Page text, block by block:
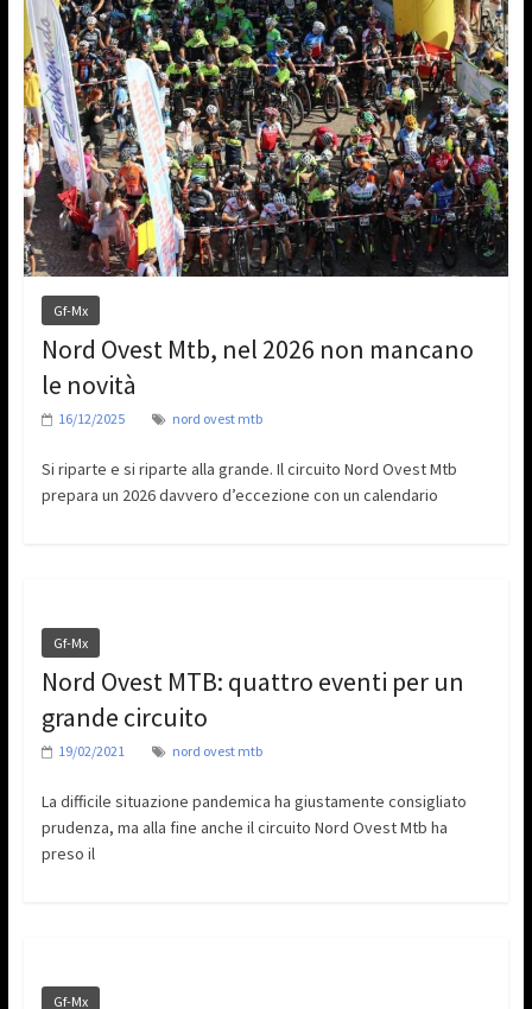
Gf-Mx
Nord Ovest Mtb, nel 2026 non mancano
le novità
16/12/2025 nord ovest mtb
Si riparte e si riparte alla grande. Il circuito Nord Ovest Mtb
prepara un 2026 davvero d’eccezione con un calendario
Gf-Mx
Nord Ovest MTB: quattro eventi per un
grande circuito
19/02/2021 nord ovest mtb
La difficile situazione pandemica ha giustamente consigliato
prudenza, ma alla fine anche il circuito Nord Ovest Mtb ha
preso il
Gf-Mx